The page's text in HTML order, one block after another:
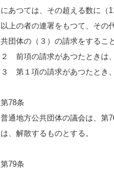
にあつては、その超える数に（
以上の者の連署をもつて、その
共団体の（３）の請求をするこ
２ 前項の請求があつたときは
３ 第１項の請求があつたとき
第78条
普通地方公共団体の議会は、第
は、解散するものとする。
第79条